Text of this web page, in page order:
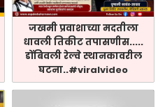
जखमी प्रवाशाच्या मदतीला
धावली तिकीट तपासणीस.....
डोंबिवली रेल्वे स्थानकावरील
घटना..#viralvideo